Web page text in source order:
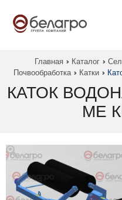
Главная Каталог
Почвообработка
Катки
КАТОК
МЕ